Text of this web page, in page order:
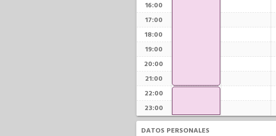
16:00
17:00
18:00
19:00
20:00
21:00
22:00
23:00
DATOS PERSONALES